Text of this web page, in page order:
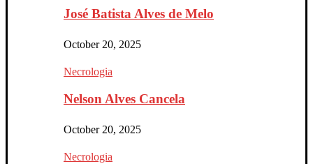
José Batista Alves de Melo
October 20, 2025
Necrologia
Nelson Alves Cancela
October 20, 2025
Necrologia